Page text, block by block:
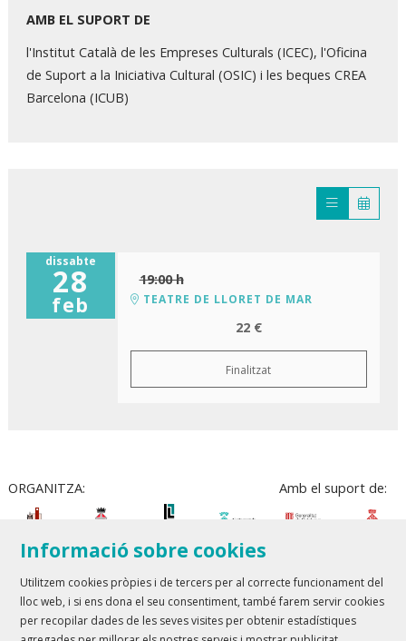
AMB EL SUPORT DE
l'Institut Català de les Empreses Culturals (ICEC), l'Oficina
de Suport a la Iniciativa Cultural (OSIC) i les beques CREA
Barcelona (ICUB)
dissabte
28
feb
19:00 h
TEATRE DE LLORET DE MAR
22 €
Finalitzat
ORGANITZA: Amb el suport de:
Teatre Lloret de Mar| T 972 361 835
Teatre de Blanes| T 972 358 473
Informació sobre cookies
Utilitzem cookies pròpies i de tercers per al correcte funcionament del
lloc web, i si ens dona el seu consentiment, també farem servir cookies
per recopilar dades de les seves visites per obtenir estadístiques